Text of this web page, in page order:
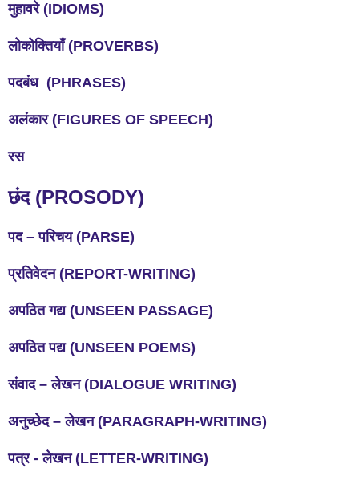
मुहावरे(IDIOMS)
लोकोक्तियाँ(PROVERBS)
पदबंध (PHRASES)
अलंकार(FIGURES OF SPEECH)
रस
छंद(PROSODY)
पद–परिचय(PARSE)
प्रतिवेदन(REPORT-WRITING)
अपठित गद्य(UNSEEN PASSAGE)
अपठित पद्य(UNSEEN POEMS)
संवाद–लेखन(DIALOGUE WRITING)
अनुच्छेद–लेखन(PARAGRAPH-WRITING)
पत्र-लेखन (LETTER-WRITING)